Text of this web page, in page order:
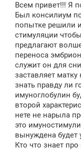
б
щ
н
и
Всем привет!!! Я
Был консилиум
попытке решили
стимуляции
предлагают
переноса
служит он для
заставляет
знать правду ли
имуноглобулин
второй
нете не нарыла
это
вынуждена будет
Кто что знает про